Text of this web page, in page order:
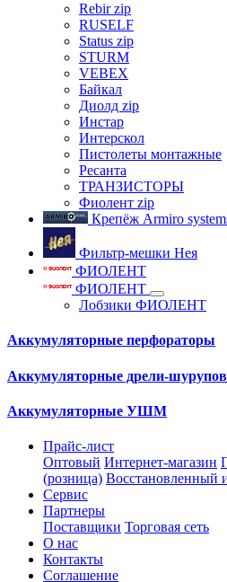
Rebir zip
RUSELF
Status zip
STURM
VEBEX
Байкал
Диолд zip
Инстар
Интерскол
Пистолеты монтажные
Ресанта
ТРАНЗИСТОРЫ
Фиолент zip
Крепёж Armiro
Фильтр-мешки Нея
ФИОЛЕНТ
ФИОЛЕНТ
Лобзики ФИОЛЕНТ
Аккумуляторные перфораторы
Аккумуляторные дрели-
Аккумуляторные УШМ
Прайс-лист
Оптовый Интернет-магазин
(розница) Восстановленный
Сервис
Партнеры
Поставщики Торговая сеть
О нас
Контакты
Соглашение